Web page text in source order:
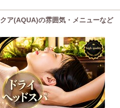
ア(AQUA)の雰囲気・メニューなど